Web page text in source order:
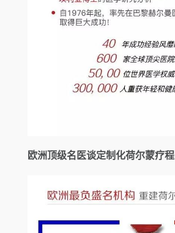
欧洲顶级名医谈定制化荷尔蒙疗程